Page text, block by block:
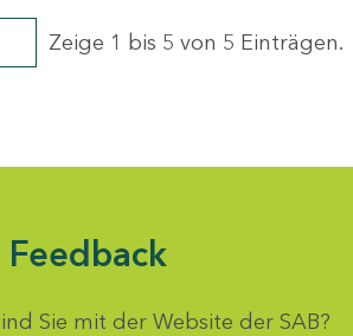
Zeige 1 bis 5 von 5 Einträgen.
Feedback
Sie mit der Website der SAB?